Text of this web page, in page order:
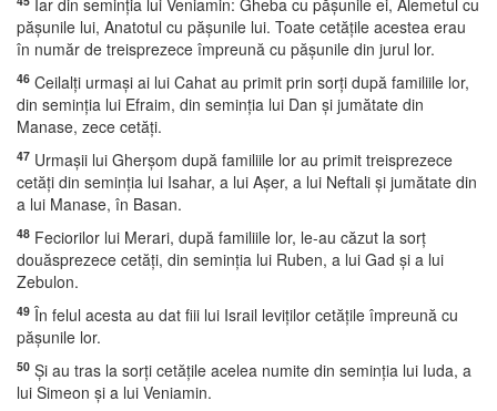
Iar din seminţia lui Veniamin: Gheba cu păşunile ei, Alemetul cu
păşunile lui, Anatotul cu păşunile lui. Toate cetăţile acestea erau
în număr de treisprezece împreună cu păşunile din jurul lor.
46 Ceilalţi urmaşi ai lui Cahat au primit prin sorţi după familiile lor,
din seminţia lui Efraim, din seminţia lui Dan şi jumătate din
Manase, zece cetăţi.
47 Urmaşii lui Gherşom după familiile lor au primit treisprezece
cetăţi din seminţia lui Isahar, a lui Aşer, a lui Neftali şi jumătate din
a lui Manase, în Basan.
48 Feciorilor lui Merari, după familiile lor, le-au căzut la sorţ
douăsprezece cetăţi, din seminţia lui Ruben, a lui Gad şi a lui
Zebulon.
49 În felul acesta au dat fiii lui Israil leviţilor cetăţile împreună cu
păşunile lor.
50 Şi au tras la sorţi cetăţile acelea numite din seminţia lui Iuda, a
lui Simeon şi a lui Veniamin.